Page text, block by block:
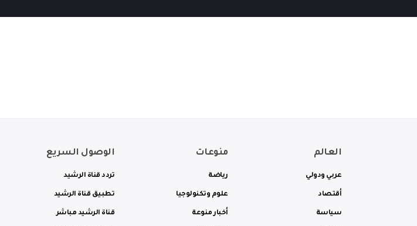
العالم
عربي ودولي
أقتصاد
سياسة
منوعات
رياضة
علوم وتكنولوجيا
أخبار منوعة
الوصول السريع
تردد قناة الرشيد
تطبيق قناة الرشيد
قناة الرشيد مباشر